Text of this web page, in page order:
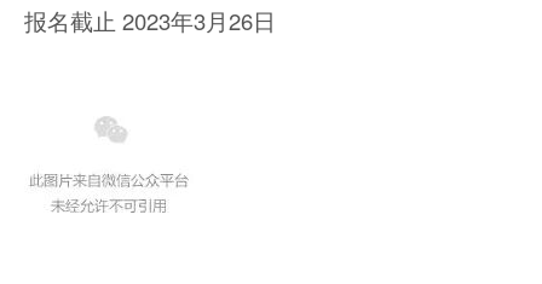
报名截止 2023年3月26日